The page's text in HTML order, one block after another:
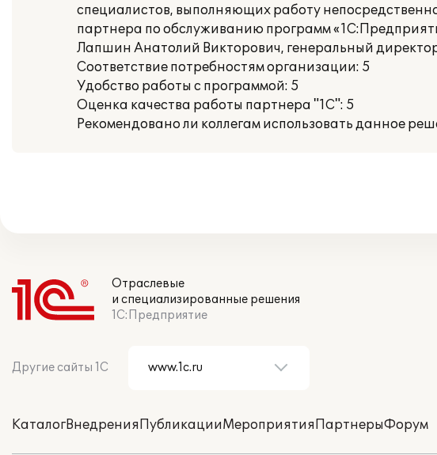
специалистов, выполняющих работу
партнера по обслуживанию программ
Лапшин Анатолий Викторович, генеральный
Соответствие потребностям организации: 5
Удобство работы с программой: 5
Оценка качества работы партнера "1С": 5
Рекомендовано ли коллегам использовать данное
Отраслевые
и специализированные решения
1С:Предприятие
Другие сайты 1С
КаталогВнедренияПубликацииМероприятияПартнерыФорум